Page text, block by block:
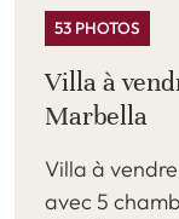
53 PHOTOS
Villa à
Marbella
Villa à
avec 5